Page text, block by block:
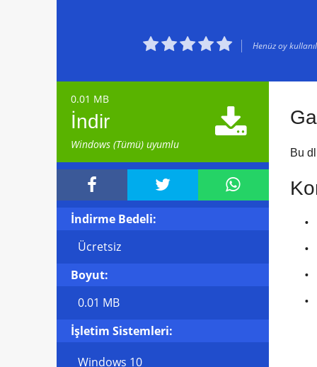
 Henüz oy
0.01 MB
İndir
Windows (Tümü) uyumlu

  
İndirme Bedeli:
Ücretsiz
Boyut:
0.01 MB
İşletim Sistemleri:
Windows 10
Bu